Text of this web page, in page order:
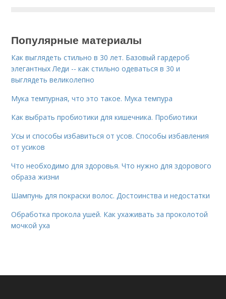
Популярные материалы
Как выглядеть стильно в 30 лет. Базовый гардероб
элегантных Леди -- как стильно одеваться в 30 и
выглядеть великолепно
Мука темпурная, что это такое. Мука темпура
Как выбрать пробиотики для кишечника. Пробиотики
Усы и способы избавиться от усов. Способы избавления
от усиков
Что необходимо для здоровья. Что нужно для здорового
образа жизни
Шампунь для покраски волос. Достоинства и недостатки
Обработка прокола ушей. Как ухаживать за проколотой
мочкой уха